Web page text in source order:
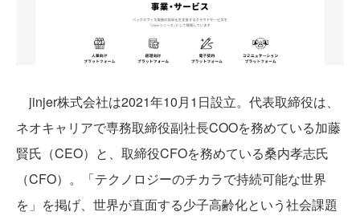
jinjer株式会社は2021年10月1日設立。代表取締役は、
ネオキャリアで専務取締役副社長COOを務めている加藤
賢氏（CEO）と、取締役CFOを務めている桑内孝志氏
（CFO）。「テクノロジーのチカラで持続可能な世界
を」を掲げ、世界が直面する少子高齢化という社会課題